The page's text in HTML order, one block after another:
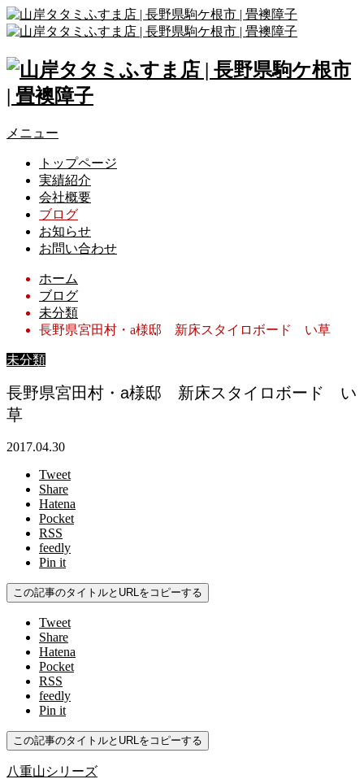
メニュー
トップページ
実績紹介
会社概要
ブログ
お知らせ
お問い合わせ
ホーム
ブログ
未分類
長野県宮田村・a様邸 新床スタイロボード い草
未分類
長野県宮田村・a様邸 新床スタイロボード い
草
2017.04.30
Tweet
Share
Hatena
Pocket
RSS
feedly
Pin it
この記事のタイトルとURLをコピーする
Tweet
Share
Hatena
Pocket
RSS
feedly
Pin it
この記事のタイトルとURLをコピーする
八重山シリーズ